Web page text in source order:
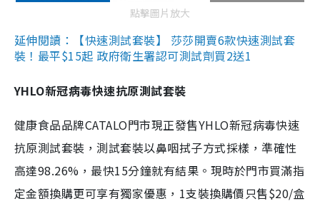
點擊圖片放大
延伸閱讀：【快速測試套裝】 莎莎開賣6款快速測試套
裝！最平$15起 政府衛生署認可測試劑買2送1
YHLO新冠病毒快速抗原測試套裝
健康食品品牌CATALO門市現正發售YHLO新冠病毒快速
抗原測試套裝，測試套裝以鼻咽拭子方式採樣，準確性
高達98.26%，最快15分鐘就有結果。現時於門市買滿指
定金額換購更可享有獨家優惠，1支裝換購價只售$20/盒